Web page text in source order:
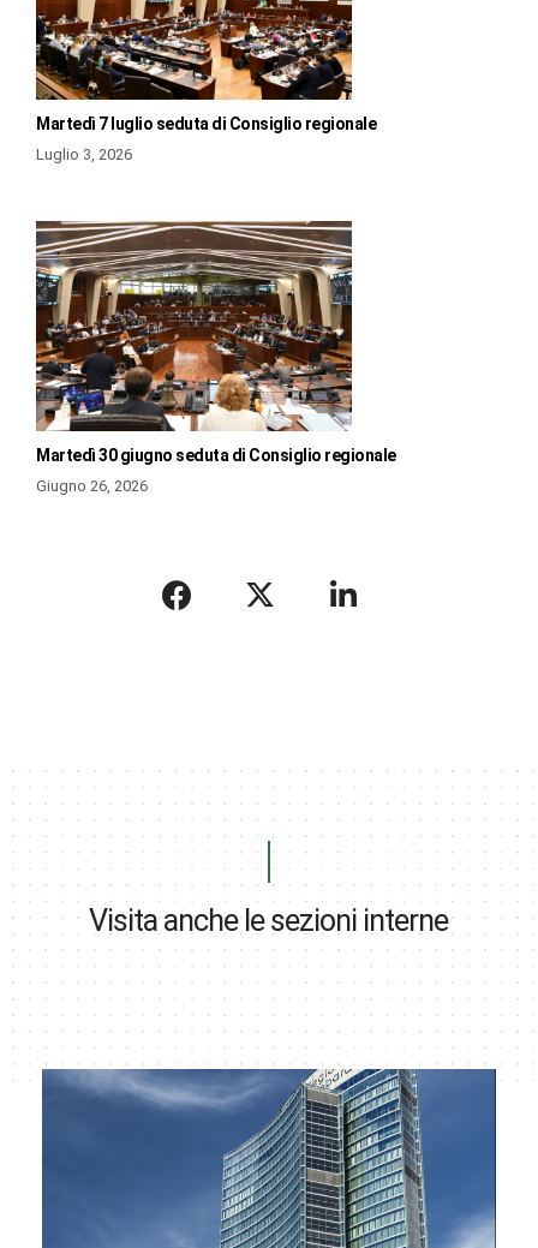
Martedì 7 luglio seduta di Consiglio regionale
Luglio 3, 2026
Martedì 30 giugno seduta di Consiglio regionale
Giugno 26, 2026
Visita anche le sezioni interne